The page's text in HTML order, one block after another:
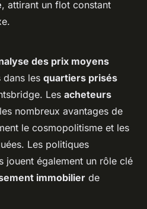
, attirant un flot constant
des prix moyens
dans les quartiers prisés
Les acheteurs
nombreux avantages de
le cosmopolitisme et les
Les politiques
jouent également un rôle clé
immobilier de